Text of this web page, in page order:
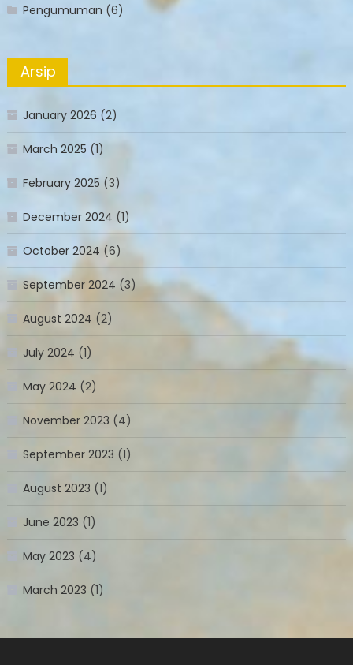
Pengumuman (6)
Arsip
January 2026 (2)
March 2025 (1)
February 2025 (3)
December 2024 (1)
October 2024 (6)
September 2024 (3)
August 2024 (2)
July 2024 (1)
May 2024 (2)
November 2023 (4)
September 2023 (1)
August 2023 (1)
June 2023 (1)
May 2023 (4)
March 2023 (1)